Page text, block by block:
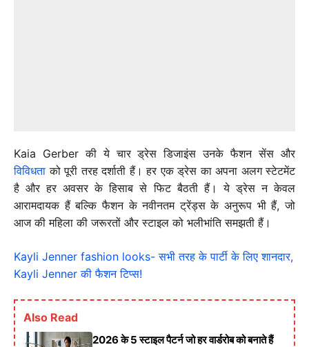
Kaia Gerber की ये चार ड्रेस डिजाइंस उनके फैशन सेंस और
विविधता को पूरी तरह दर्शाती हैं। हर एक ड्रेस का अपना अलग स्टेटमेंट
है और हर अवसर के हिसाब से फिट बैठती हैं। ये ड्रेस न केवल
आरामदायक हैं बल्कि फैशन के नवीनतम ट्रेंड्स के अनुरूप भी हैं, जो
आज की महिला की जरूरतों और स्टाइल को भलीभांति समझती हैं।
Kayli Jenner fashion looks- सभी तरह के पार्टी के लिए शानदार,
Kayli Jenner की फैशन टिप्स!
Also Read
2026 के 5 स्टाइल पैटर्न जो हर वार्डरोब को बनाते हैं